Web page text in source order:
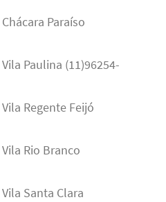
Chácara Paraíso
Vila Paulina (11)96254-
Vila Regente Feijó
Vila Rio Branco
Vila Santa Clara